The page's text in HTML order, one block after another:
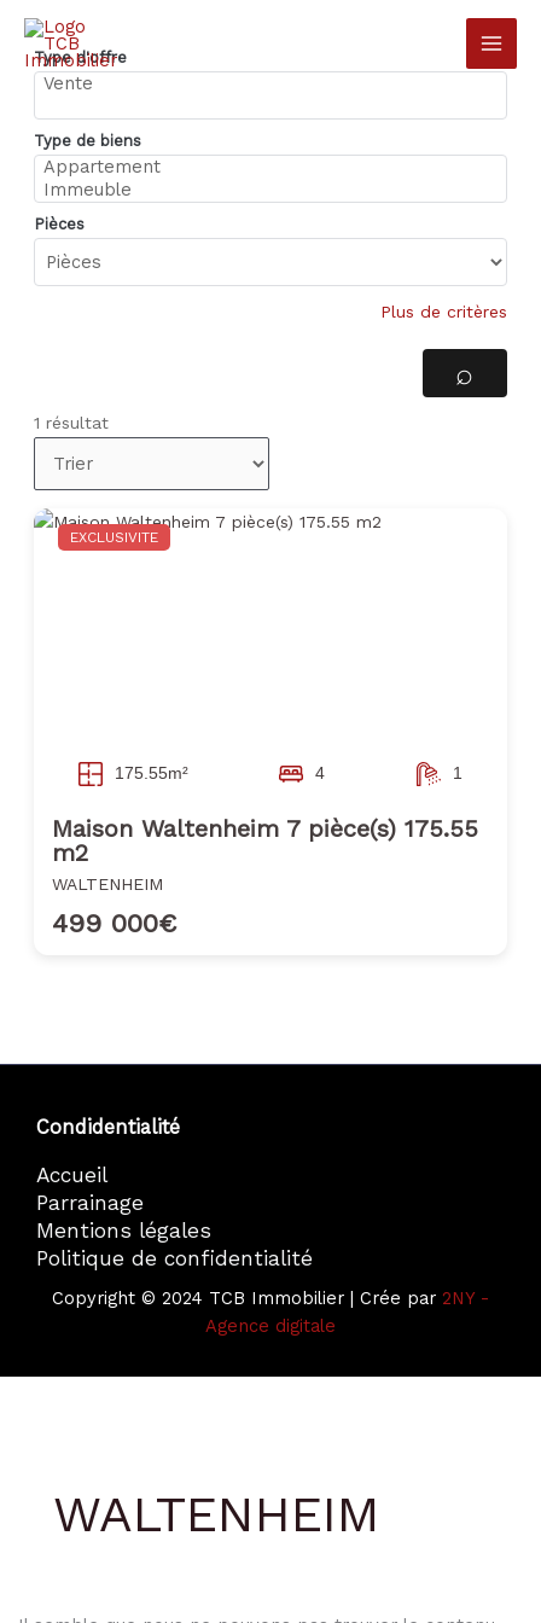
contenuType d'offre
Type de biens
Pièces
Plus de critères
1 résultat
EXCLUSIVITE
175.55m² 4 1
Maison Waltenheim 7 pièce(s) 175.55
m2
WALTENHEIM
499 000€
Condidentialité
Accueil
Parrainage
Mentions légales
Politique de confidentialité
Copyright © 2024 TCB Immobilier | Crée par 2NY -
Agence digitale
WALTENHEIM